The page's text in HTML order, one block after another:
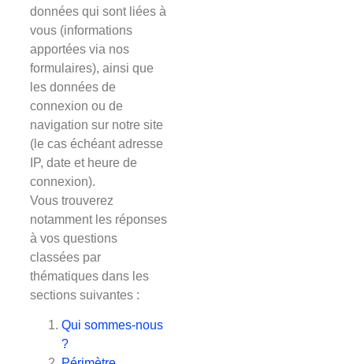
données qui sont liées à
vous (informations
apportées via nos
formulaires), ainsi que
les données de
connexion ou de
navigation sur notre site
(le cas échéant adresse
IP, date et heure de
connexion).
Vous trouverez
notamment les réponses
à vos questions
classées par
thématiques dans les
sections suivantes :
Qui sommes-nous
?